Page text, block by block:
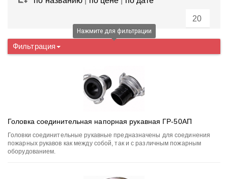
Фильтрация
Нажмите для фильтрации
Головка соединительная напорная рукавная ГР-50АП
Головки соединительные рукавные предназначены для соединения
пожарных рукавов как между собой, так и с различным пожарным
оборудованием.